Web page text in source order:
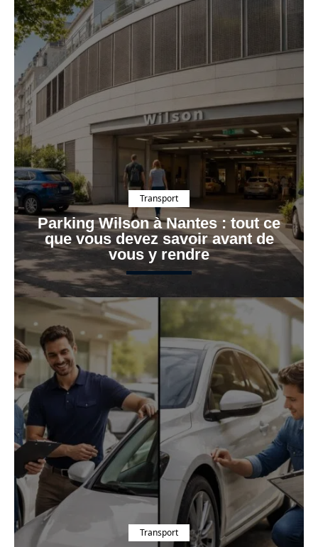
Transport
Parking Wilson à Nantes : tout ce
que vous devez savoir avant de
vous y rendre
Transport